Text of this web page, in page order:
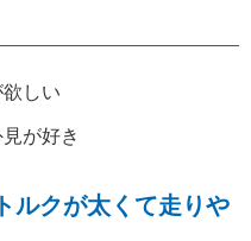
しい
が好き
ルクが太くて走りや